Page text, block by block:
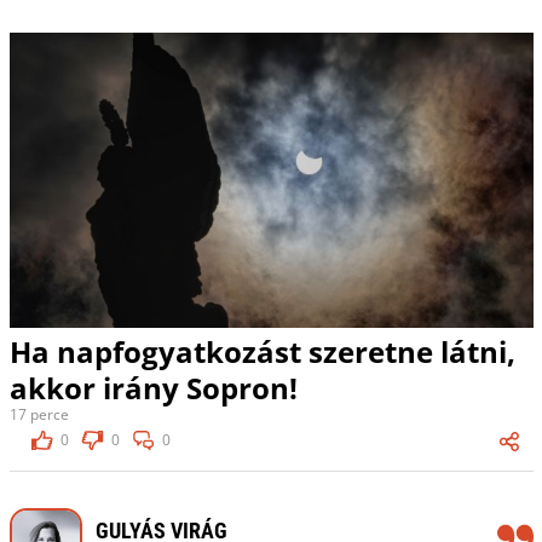
Ha napfogyatkozást szeretne látni,
akkor irány Sopron!
17 perce
0
0 0
GULYÁS VIRÁG